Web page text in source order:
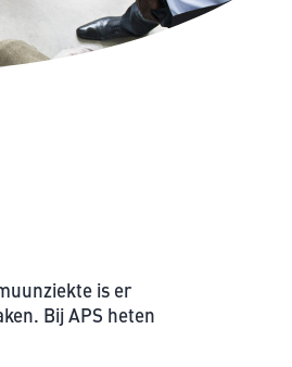
is er
Bij APS heten